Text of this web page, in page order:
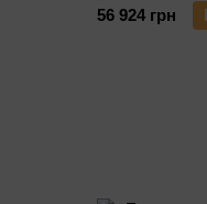
56 924 грн